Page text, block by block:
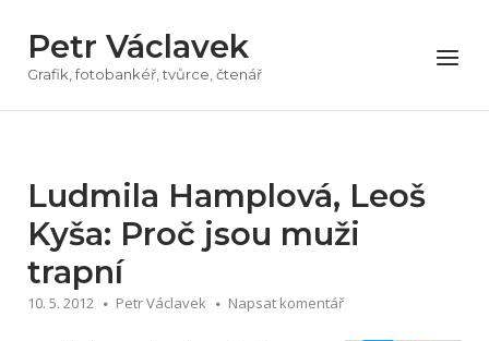
obsah
Petr Václavek
Grafik, fotobankéř, tvůrce, čtenář
Menu
Ludmila Hamplová, Leoš
Kyša: Proč jsou muži
trapní
10. 5. 2012 Petr Václavek Napsat komentář